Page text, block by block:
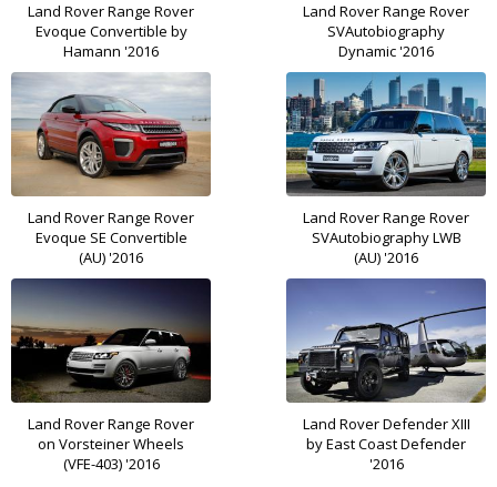
Land Rover Range Rover
Evoque Convertible by
Hamann '2016
Land Rover Range Rover
SVAutobiography
Dynamic '2016
Land Rover Range Rover
Evoque SE Convertible
(AU) '2016
Land Rover Range Rover
SVAutobiography LWB
(AU) '2016
Land Rover Range Rover
on Vorsteiner Wheels
(VFE-403) '2016
Land Rover Defender XIII
by East Coast Defender
'2016